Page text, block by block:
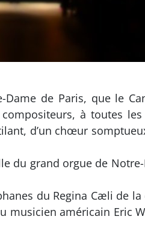
de Paris, que le
à toutes
d’un chœur
du grand orgue de
du Regina Cæli de
américain Eric